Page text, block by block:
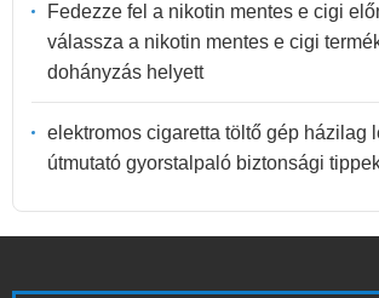
Fedezze fel a nikotin mentes e cigi
válassza a nikotin mentes e cigi
dohányzás helyett
elektromos cigaretta töltő gép házilag
útmutató gyorstalpaló biztonsági